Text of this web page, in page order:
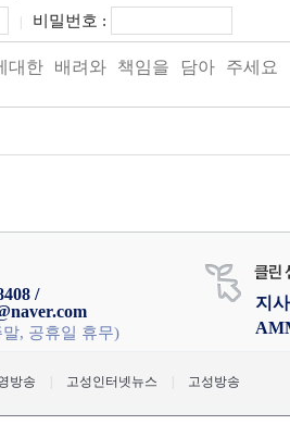
비밀번호 :
/
, 공휴일 휴무)
지
방송 고성인터넷뉴스 고성방송